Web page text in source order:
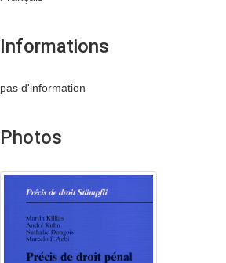
Informations
pas d'information
Photos